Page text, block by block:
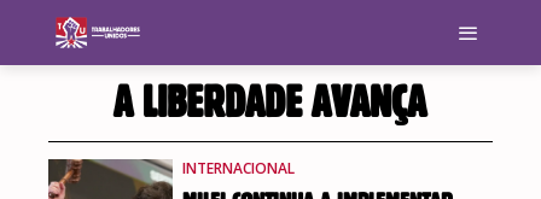
A LIBERDADE AVANÇA
INTERNACIONAL